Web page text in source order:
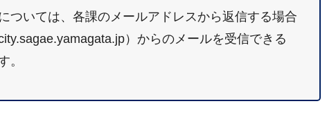
ついては、各課のメールアドレスから返信する場合
）からのメールを受信できる
。